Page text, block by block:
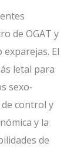
de OGAT y
exparejas. El
letal para
sexo-
control y
y la
de